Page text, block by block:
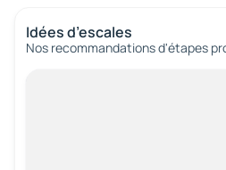
Idées d’escales
Nos recommandations d'étapes